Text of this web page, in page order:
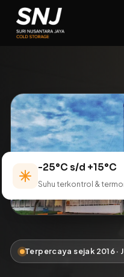
main
Terpercaya sejak 2016 ·
-25°C s/d +15°C
Suhu terkontrol &